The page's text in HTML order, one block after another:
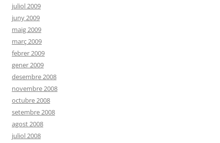
juliol 2009
juny 2009
maig 2009
març 2009
febrer 2009
gener 2009
desembre 2008
novembre 2008
octubre 2008
setembre 2008
agost 2008
juliol 2008